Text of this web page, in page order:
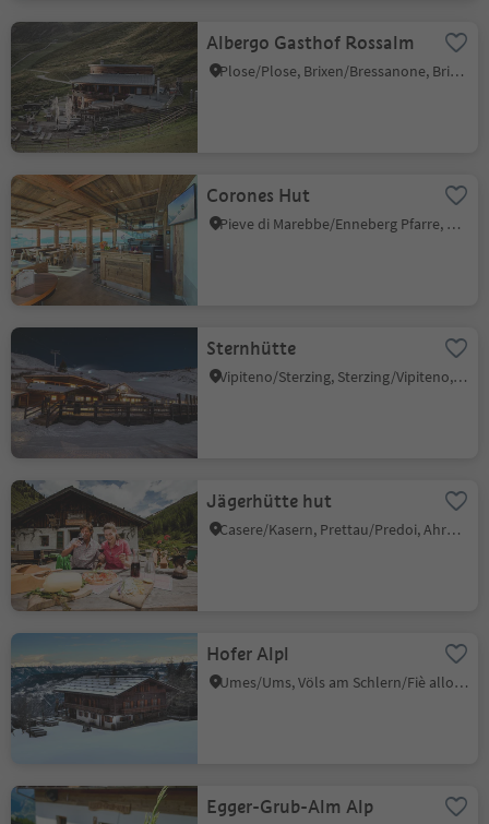
Albergo Gasthof Rossalm
Plose/Plose, Brixen/Bressanone, Brixen/Bressanone and environs
Corones Hut
Pieve di Marebbe/Enneberg Pfarre, Al Plan/San Vigilio, Dolomites Region Kronplatz/Plan de Corones
Sternhütte
Vipiteno/Sterzing, Sterzing/Vipiteno, Sterzing/Vipiteno and environs
Jägerhütte hut
Casere/Kasern, Prettau/Predoi, Ahrntal/Valle Aurina
Hofer Alpl
Umes/Ums, Völs am Schlern/Fiè allo Sciliar, Dolomites Region Seiser Alm
Egger-Grub-Alm Alp